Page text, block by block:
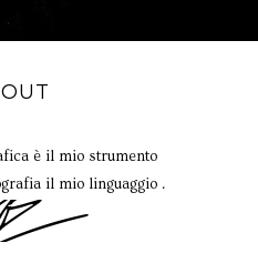
è il mio strumento
il mio linguaggio .